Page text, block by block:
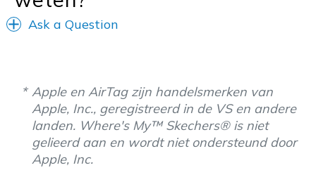
Ask a Question
Apple en AirTag zijn handelsmerken van
Apple, Inc., geregistreerd in de VS en andere
landen. Where's My™ Skechers® is niet
gelieerd aan en wordt niet ondersteund door
Apple, Inc.